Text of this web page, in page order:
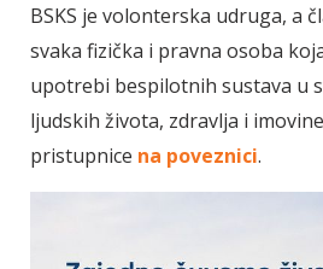
BSKS je volonterska udruga, a
svaka fizička i pravna osoba
upotrebi bespilotnih sustava u
ljudskih života, zdravlja i
pristupnice na poveznici.